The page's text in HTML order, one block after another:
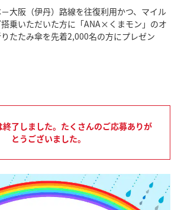
大阪（伊丹）路線を往復利用かつ、マイル
乗いただいた方に「ANA×くまモン」のオ
たたみ傘を先着2,000名の方にプレゼン
終了しました。たくさんのご応募ありが
とうございました。